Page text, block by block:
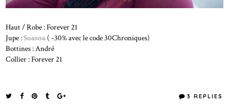
Haut / Robe : Forever 21
Jupe :Soasoa ( -30% avec le code 30Chroniques)
Bottines : André
Collier : Forever 21
3 REPLIES